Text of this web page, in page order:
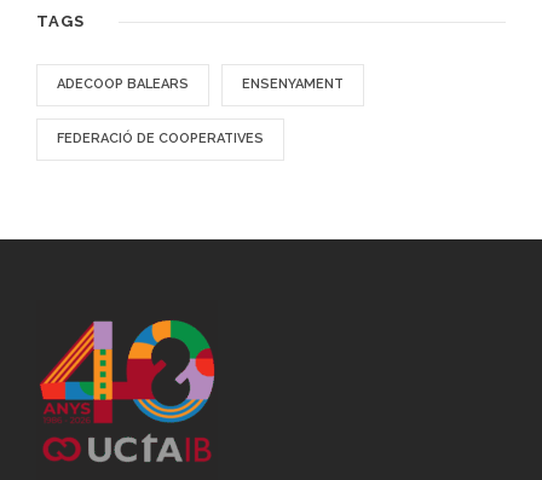
TAGS
ADECOOP BALEARS ENSENYAMENT
FEDERACIÓ DE COOPERATIVES